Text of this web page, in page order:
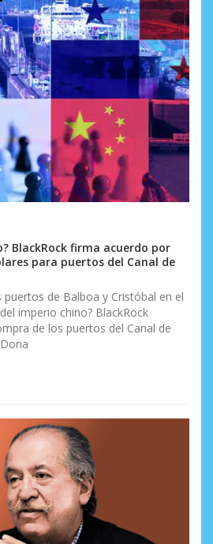
BlackRock firma acuerdo por
para puertos del Canal de
puertos de Balboa y Cristóbal en el
imperio chino? BlackRock
de los puertos del Canal de